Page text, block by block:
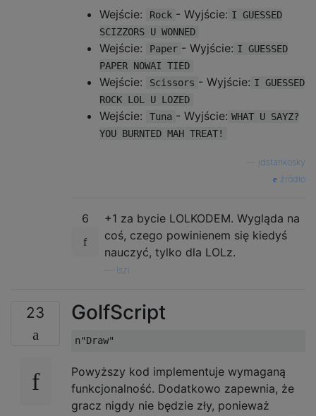
        OMGWTF
VISIBLE "WHAT U SAYZ?", LOL
            GTFO
    OIC
        BOTH SAEM TREAT AN BURNT, O RLY?
            YARLY
VISIBLE "YOU BURNTED MAH
            NOWAI
Wejście:
Rock - Wyjście: I GUESSED
SCIZZORS U WONNED
Wejście: Paper - Wyjście: I GUESSED
PAPER NOWAI TIED
Wejście: Scissors - Wyjście: I GUESSED
ROCK LOL U LOZED
Wejście: Tuna - Wyjście: WHAT U SAYZ?
YOU BURNTED MAH TREAT!
jdstankosky
źródło
6
+1 za bycie LOLKODEM. Wygląda na
coś, czego powinienem się kiedyś
nauczyć, tylko dla LOLz.
Iszi
23 GolfScript
Powyższy kod implementuje wymaganą
funkcjonalność. Dodatkowo zapewnia, że ​​
gracz nigdy nie będzie zły, ponieważ